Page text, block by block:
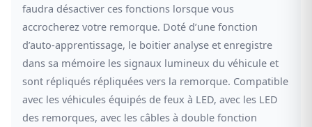
faudra désactiver ces fonctions lorsque vous
accrocherez votre remorque. Doté d’une fonction
d’auto-apprentissage, le boitier analyse et enregistre
dans sa mémoire les signaux lumineux du véhicule et
sont répliqués répliquées vers la remorque. Compatible
avec les véhicules équipés de feux à LED, avec les LED
des remorques, avec les câbles à double fonction